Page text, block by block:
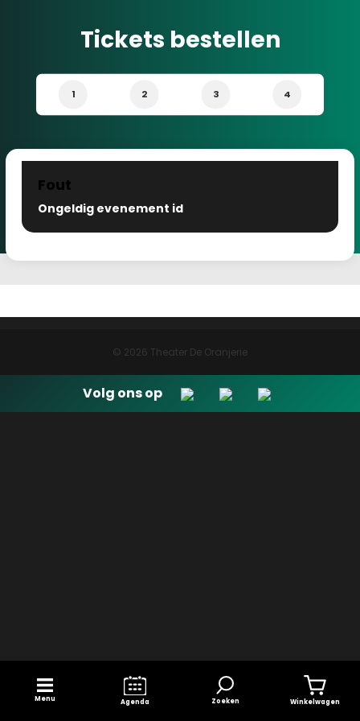
Tickets bestellen
1 2 3 4
Fout
Ongeldig evenement id
Menu Agenda Zoeken Winkelwagen
© 2026 Theater De Oranjerie
Volg ons op